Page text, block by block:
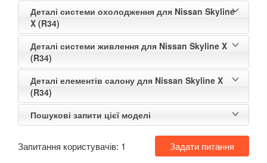
Деталі системи охолодження для Nissan Skyline
X (R34)
Деталі системи живлення для Nissan Skyline X
(R34)
Деталі елементів салону для Nissan Skyline X
(R34)
Пошукові запити цієї моделі
Запитання користувачів: 1 Задати питання